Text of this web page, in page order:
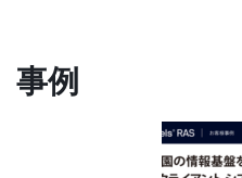
事例